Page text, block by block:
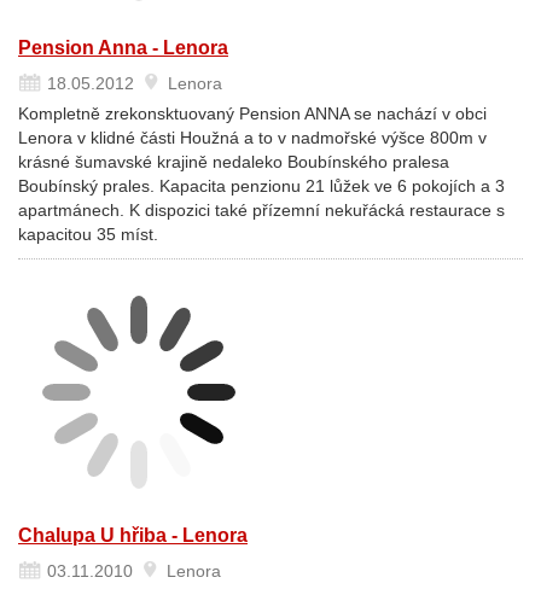
Pension Anna - Lenora
18.05.2012
Lenora
Kompletně zrekonsktuovaný Pension ANNA se nachází v obci
Lenora v klidné části Houžná a to v nadmořské výšce 800m v
krásné šumavské krajině nedaleko Boubínského pralesa
Boubínský prales. Kapacita penzionu 21 lůžek ve 6 pokojích a 3
apartmánech. K dispozici také přízemní nekuřácká restaurace s
kapacitou 35 míst.
Chalupa U hřiba - Lenora
03.11.2010
Lenora